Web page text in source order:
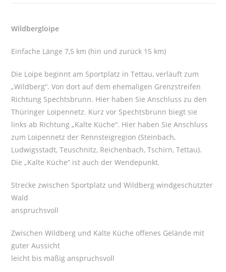
Wildbergloipe
Einfache Länge 7,5 km (hin und zurück 15 km)
Die Loipe beginnt am Sportplatz in Tettau, verläuft zum
„Wildberg“. Von dort auf dem ehemaligen Grenzstreifen
Richtung Spechtsbrunn. Hier haben Sie Anschluss zu den
Thüringer Loipennetz. Kurz vor Spechtsbrunn biegt sie
links ab Richtung „Kalte Küche“. Hier haben Sie Anschluss
zum Loipennetz der Rennsteigregion (Steinbach,
Ludwigsstadt, Teuschnitz, Reichenbach, Tschirn, Tettau).
Die „Kalte Küche“ ist auch der Wendepunkt.
Strecke zwischen Sportplatz und Wildberg windgeschützter
Wald
anspruchsvoll
Zwischen Wildberg und Kalte Küche offenes Gelände mit
guter Aussicht
leicht bis mäßig anspruchsvoll